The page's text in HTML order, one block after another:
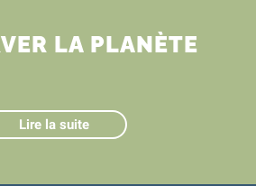
LA PLANÈTE
Lire la suite